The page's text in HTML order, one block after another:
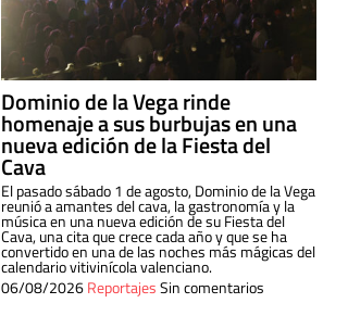
Dominio de la Vega rinde
homenaje a sus burbujas en una
nueva edición de la Fiesta del
Cava
El pasado sábado 1 de agosto, Dominio de la Vega
reunió a amantes del cava, la gastronomía y la
música en una nueva edición de su Fiesta del
Cava, una cita que crece cada año y que se ha
convertido en una de las noches más mágicas del
calendario vitivinícola valenciano.
06/08/2026ReportajesSin comentarios